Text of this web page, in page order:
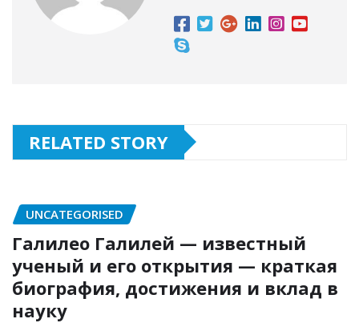
RELATED STORY
UNCATEGORISED
Галилео Галилей — известный
ученый и его открытия — краткая
биография, достижения и вклад в
науку